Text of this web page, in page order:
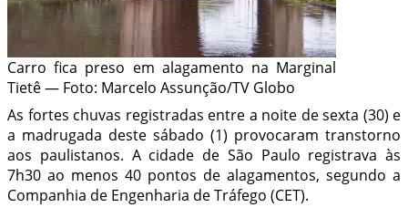
Carro fica preso em alagamento na Marginal
Tietê — Foto: Marcelo Assunção/TV Globo
As fortes chuvas registradas entre a noite de sexta (30) e
a madrugada deste sábado (1) provocaram transtorno
aos paulistanos. A cidade de São Paulo registrava às
7h30 ao menos 40 pontos de alagamentos, segundo a
Companhia de Engenharia de Tráfego (CET).